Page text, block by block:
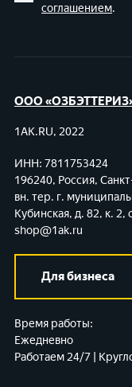
соглашением.
ООО
1AK.RU, 2022
ИНН: 7811753424
196240, Россия,
вн. тер. г.
Кубинская, д. 82, к.
shop@1ak.ru
Для бизнеса
Время работы:
Ежедневно
Работаем 24/7 |